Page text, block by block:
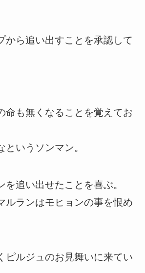
から追い出すことを承認して
命も無くなることを覚えてお
いうソンマン。
追い出せたことを喜ぶ。
ルランはモヒョンの事を恨め
ピルジュのお見舞いに来てい